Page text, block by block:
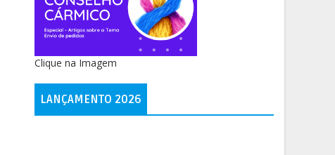
Clique na Imagem
LANÇAMENTO 2026